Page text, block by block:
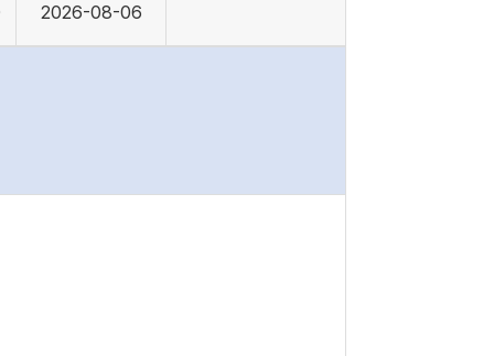
2026-08-06